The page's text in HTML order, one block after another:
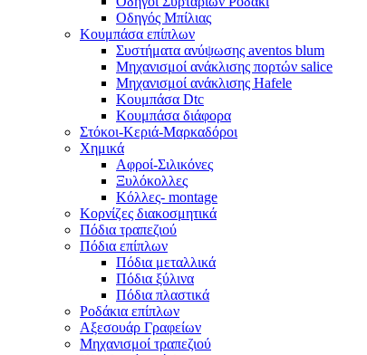
Οδηγός Μπίλιας
Κουμπάσα επίπλων
Συστήματα ανύψωσης aventos blum
Μηχανισμοί ανάκλισης πορτών salice
Μηχανισμοί ανάκλισης Hafele
Κουμπάσα Dtc
Κουμπάσα διάφορα
Στόκοι-Κεριά-Μαρκαδόροι
Χημικά
Αφροί-Σιλικόνες
Ξυλόκολλες
Κόλλες- montage
Κορνίζες διακοσμητικά
Πόδια τραπεζιού
Πόδια επίπλων
Πόδια μεταλλικά
Πόδια ξύλινα
Πόδια πλαστικά
Ροδάκια επίπλων
Αξεσουάρ Γραφείων
Μηχανισμοί τραπεζιού